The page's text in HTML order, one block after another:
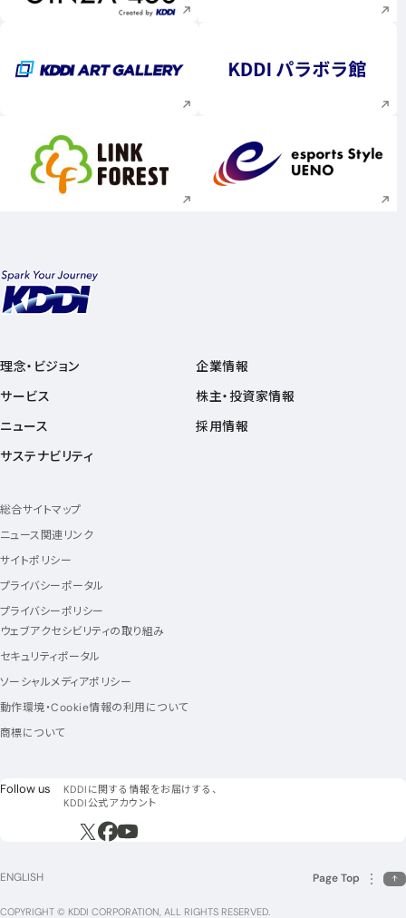
新規ウィンドウで開く 新規ウィンドウで
新規ウィンドウで開く 新規ウィンドウで
理念・ビジョン
サービス
ニュース
サステナビリティ
企業情報
株主・投資家情報
採用情報
総合サイトマップ
ニュース関連リンク
サイトポリシー
プライバシーポータル
プライバシーポリシー
ウェブアクセシビリティの取り組み
セキュリティポータル
ソーシャルメディアポリシー
動作環境・Cookie情報の利用について
商標について
Follow us フォローアス
KDDIに関する情報をお届けする、
KDDI公式アカウント
新規ウィンドウで開く
新規ウィンドウで開く
新規ウィンドウで開く
ENGLISH Page Top
COPYRIGHT © KDDI CORPORATION, ALL RIGHTS RESERVED.